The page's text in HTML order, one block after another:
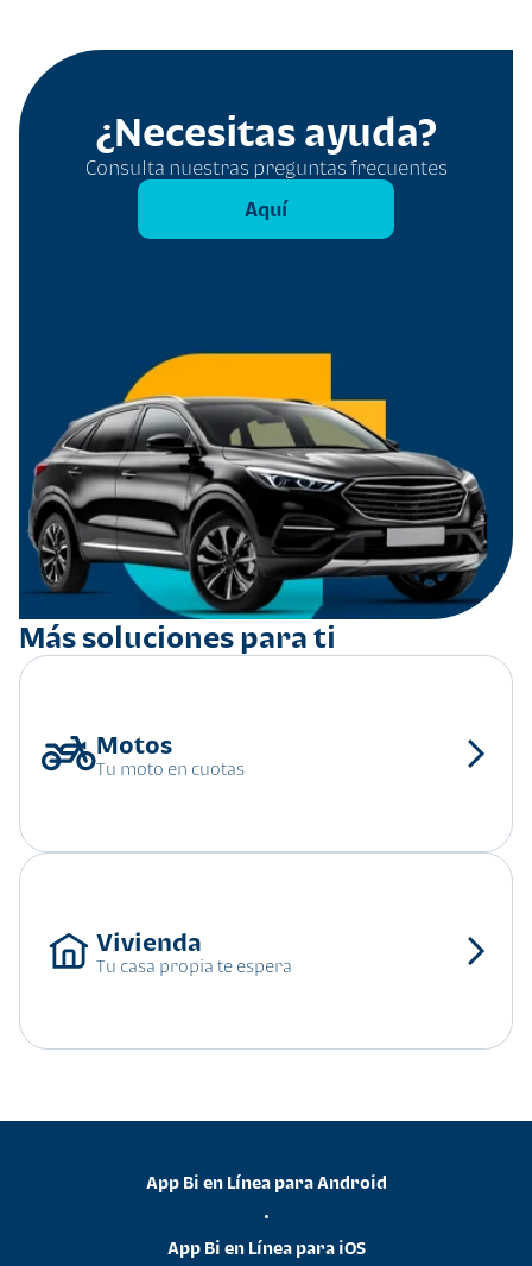
¿Necesitas ayuda?
Consulta nuestras preguntas frecuentes
Aquí
Más soluciones para ti
Tu moto en cuotas
Tu casa propia te espera
App Bi en Línea para Android
•
App Bi en Línea para iOS